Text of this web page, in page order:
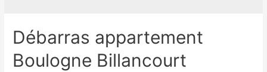
Débarras appartement
Boulogne Billancourt